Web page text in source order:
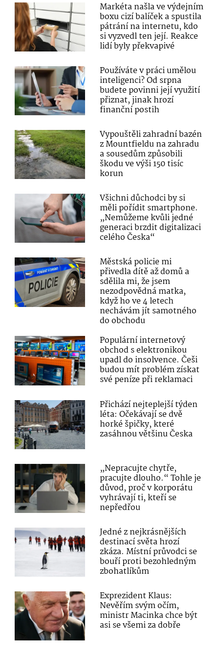
Markéta našla ve výdejním
boxu cizí balíček a spustila
pátrání na internetu, kdo
si vyzvedl ten její. Reakce
lidí byly překvapivé
Používáte v práci umělou
inteligenci? Od srpna
budete povinni její využití
přiznat, jinak hrozí
finanční postih
Vypouštěli zahradní bazén
z Mountfieldu na zahradu
a sousedům způsobili
škodu ve výši 150 tisíc
korun
Všichni důchodci by si
měli pořídit smartphone.
„Nemůžeme kvůli jedné
generaci brzdit digitalizaci
celého Česka“
Městská policie mi
přivedla dítě až domů a
sdělila mi, že jsem
nezodpovědná matka,
když ho ve 4 letech
nechávám jít samotného
do obchodu
Populární internetový
obchod s elektronikou
upadl do insolvence. Češi
budou mít problém získat
své peníze při reklamaci
Přichází nejteplejší týden
léta: Očekávají se dvě
horké špičky, které
zasáhnou většinu Česka
„Nepracujte chytře,
pracujte dlouho.“ Tohle je
důvod, proč v korporátu
vyhrávají ti, kteří se
nepředřou
Jedné z nejkrásnějších
destinací světa hrozí
zkáza. Místní průvodci se
bouří proti bezohledným
zbohatlíkům
Exprezident Klaus:
Nevěřím svým očím,
ministr Macinka chce být
asi se všemi za dobře